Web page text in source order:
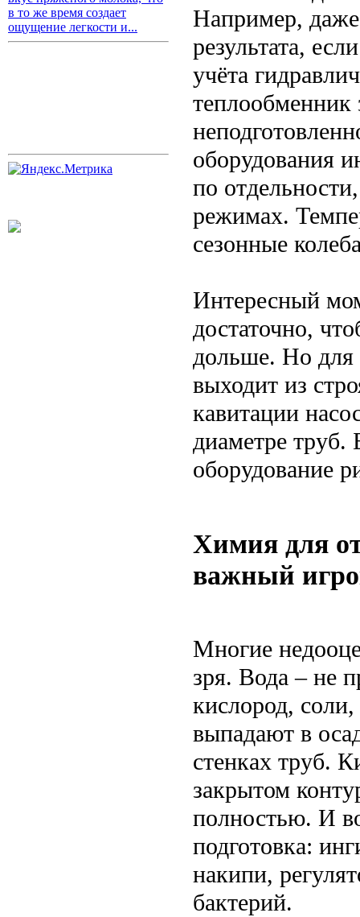
в то же время создает
ощущение легкости и...
Например,
результата,
учёта
теплообменник
оборудования
по
режимах.
сезонные
Интересный
достаточно,
дольше. Но для
выходит из
кавитации
диаметре труб.
оборудование
Химия для
важный
Многие
зря. Вода – не
кислород,
выпадают в
стенках труб.
закрытом
полностью. И
подготовка:
накипи,
бактерий.